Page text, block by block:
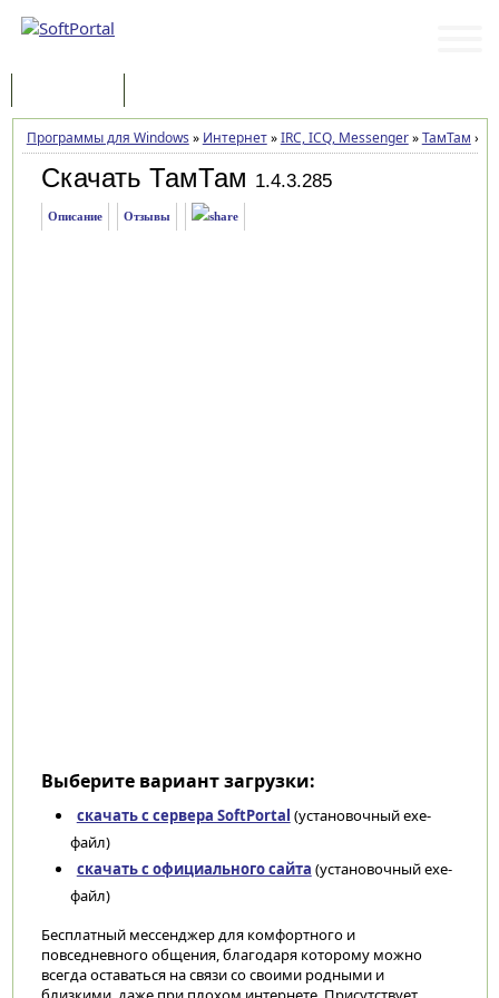
Программы для Windows » Интернет»IRC, ICQ, Messenger»ТамТам »
Скачать ТамТам 1.4.3.285
Описание Отзывы
Выберите вариант загрузки:
скачать с сервера SoftPortal (установочный exe-
файл)
скачать с официального сайта (установочный exe-
файл)
Бесплатный мессенджер для комфортного и
повседневного общения, благодаря которому можно
всегда оставаться на связи со своими родными и